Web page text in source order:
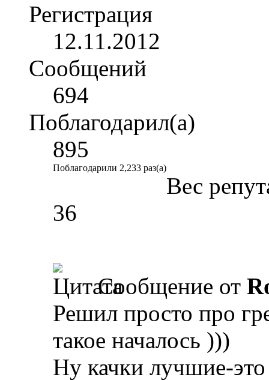
Регистрация
12.11.2012
Сообщений
694
Поблагодарил(а)
895
Поблагодарили 2,233 раз(а)
Вес
36
Сообщение от
Решил просто про
такое началось )))
Ну качки лучшие-